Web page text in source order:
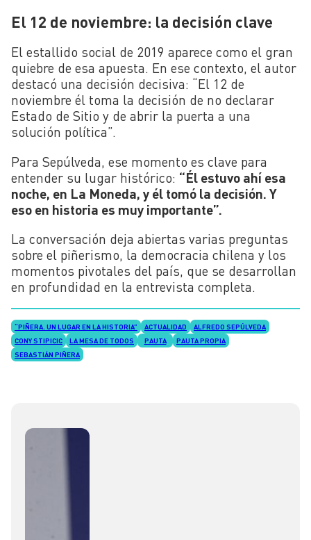
El 12 de noviembre: la decisión clave
El estallido social de 2019 aparece como el gran
quiebre de esa apuesta. En ese contexto, el autor
destacó una decisión decisiva: “El 12 de
noviembre él toma la decisión de no declarar
Estado de Sitio y de abrir la puerta a una
solución política”.
Para Sepúlveda, ese momento es clave para
entender su lugar histórico: “Él estuvo ahí esa
noche, en La Moneda, y él tomó la decisión. Y
eso en historia es muy importante”.
La conversación deja abiertas varias preguntas
sobre el piñerismo, la democracia chilena y los
momentos pivotales del país, que se desarrollan
en profundidad en la entrevista completa.
“PIÑERA. UN LUGAR EN LA HISTORIA” ACTUALIDAD
ALFREDO SEPÚLVEDA
CONY STIPICIC
LA MESA DE TODOS PAUTA
PAUTA PROPIA
SEBASTIÁN PIÑERA